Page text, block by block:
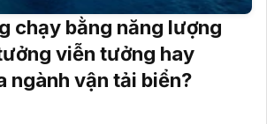
chạy bằng năng lượng
viễn tưởng hay
ngành vận tải biển?